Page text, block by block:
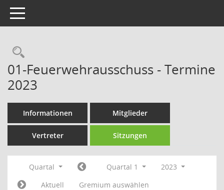
Toggle navigation
Rechercheauswahl
01-Feuerwehrausschuss - Termine
2023
Informationen Mitglieder
Vertreter Sitzungen
Quartal Quartal 1
2023
Aktuell
Gremium auswählen